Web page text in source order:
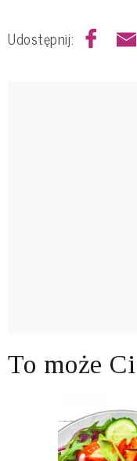
Udostępnij:
To może